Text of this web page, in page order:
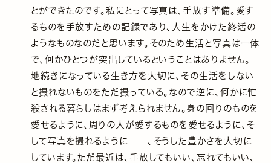
とができたのです。私にとって写真は、手放す準備。愛す
るものを手放すための記録であり、人生をかけた終活の
ようなものなのだと思います。そのため生活と写真は一体
で、何かひとつが突出しているということはありません。
地続きになっている生き方を大切に、その生活をしない
と撮れないものをただ撮っている。なので逆に、何かに忙
殺される暮らしはまず考えられません。身の回りのものを
愛せるように、周りの人が愛するものを愛せるように、そ
して写真を撮れるように──、そうした豊かさを大切に
しています。ただ最近は、手放してもいい、忘れてもいい、